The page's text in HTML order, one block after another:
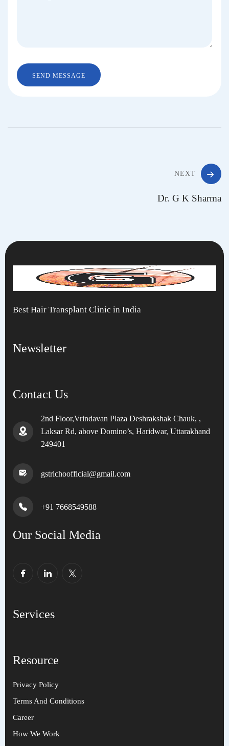
NEXT
Dr. G K Sharma
Best Hair Transplant Clinic in India
Newsletter
Contact Us
2nd Floor,Vrindavan Plaza Deshrakshak Chauk, ,
Laksar Rd, above Domino’s, Haridwar, Uttarakhand
249401
gstrichoofficial@gmail.com
+91 7668549588
Our Social Media
Services
Resource
Privacy Policy
Terms And Conditions
Career
How We Work